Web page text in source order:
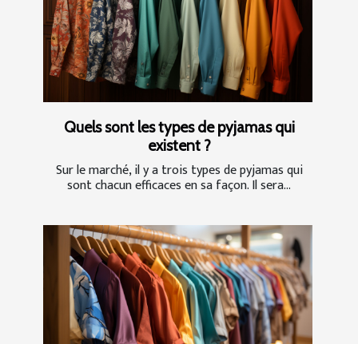
Quels sont les types de pyjamas qui
existent ?
Sur le marché, il y a trois types de pyjamas qui
sont chacun efficaces en sa façon. Il sera...